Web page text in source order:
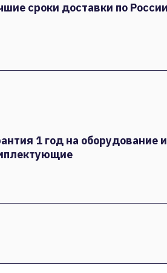
сроки доставки по
1 год на оборудование и